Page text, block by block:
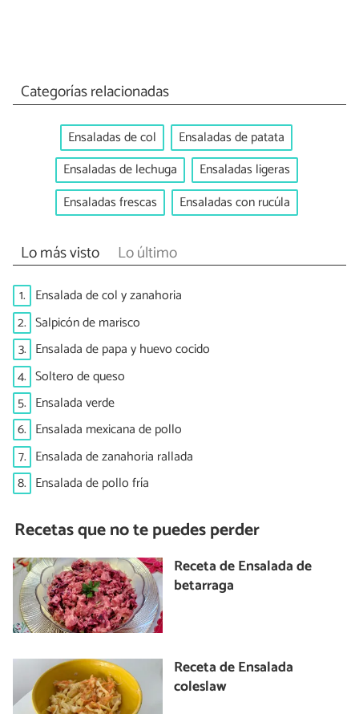
Categorías relacionadas
Ensaladas de col
Ensaladas de patata
Ensaladas de lechuga
Ensaladas ligeras
Ensaladas frescas
Ensaladas con rucúla
Lo más visto Lo último
1. Ensalada de col y zanahoria
2. Salpicón de marisco
3. Ensalada de papa y huevo cocido
4. Soltero de queso
5. Ensalada verde
6. Ensalada mexicana de pollo
7. Ensalada de zanahoria rallada
8. Ensalada de pollo fría
Recetas que no te puedes perder
Receta de Ensalada de
betarraga
Receta de Ensalada
coleslaw